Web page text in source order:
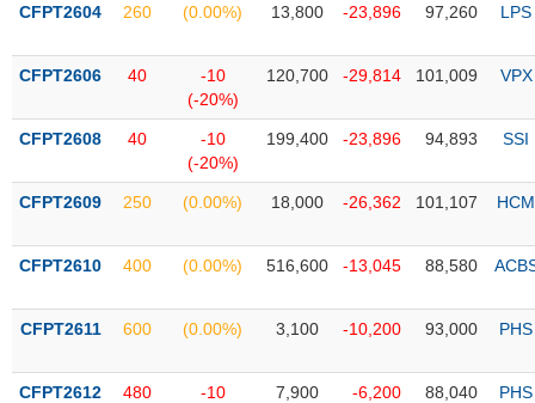
đặc
Không
ký
quỹ
Danh
mục
phiếu
chi
CFPT2604 260 (0.00%) 13,800 -23,896 97,260 LPS
CFPT2606 40
-10
(-20%)
120,700 -29,814 101,009 VPX
CFPT2608 40
-10
(-20%)
199,400 -23,896 94,893 SSI
CFPT2609 250 (0.00%) 18,000 -26,362 101,107 HCM
CFPT2610 400 (0.00%) 516,600 -13,045 88,580
CFPT2611 600 (0.00%) 3,100 -10,200 93,000 PHS
CFPT2612 480 -10 7,900 -6,200 88,040 PHS
ĐẦU
XUẤT
LIỆU
TIN
(-)